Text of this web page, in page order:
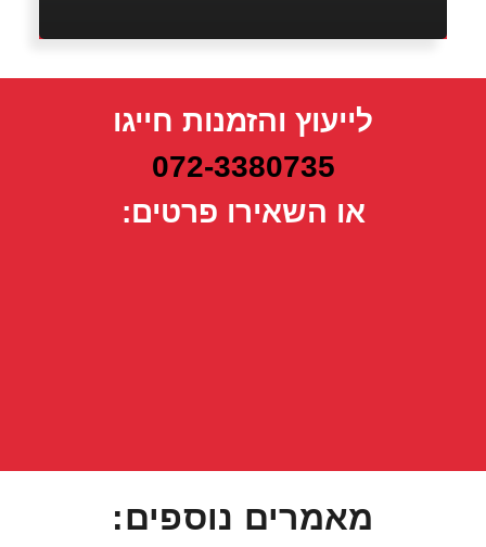
לייעוץ והזמנות חייגו
072-3380735
או השאירו פרטים:
מאמרים נוספים: